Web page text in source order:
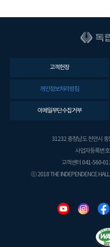
고객헌장
개인정보처리방침
이메일무단수집거부
31232 충청남도 천안시
사업자등록번
고객센터 041-560-
ⓒ 2018 THE INDEPENDENCE HALL